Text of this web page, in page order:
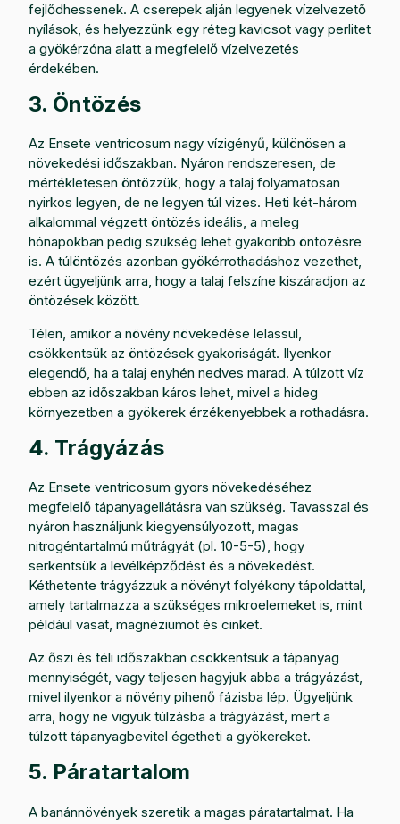
fejlődhessenek. A cserepek alján legyenek vízelvezető
nyílások, és helyezzünk egy réteg kavicsot vagy perlitet
a gyökérzóna alatt a megfelelő vízelvezetés
érdekében.
3. Öntözés
Az Ensete ventricosum nagy vízigényű, különösen a
növekedési időszakban. Nyáron rendszeresen, de
mértékletesen öntözzük, hogy a talaj folyamatosan
nyirkos legyen, de ne legyen túl vizes. Heti két-három
alkalommal végzett öntözés ideális, a meleg
hónapokban pedig szükség lehet gyakoribb öntözésre
is. A túlöntözés azonban gyökérrothadáshoz vezethet,
ezért ügyeljünk arra, hogy a talaj felszíne kiszáradjon az
öntözések között.
Télen, amikor a növény növekedése lelassul,
csökkentsük az öntözések gyakoriságát. Ilyenkor
elegendő, ha a talaj enyhén nedves marad. A túlzott víz
ebben az időszakban káros lehet, mivel a hideg
környezetben a gyökerek érzékenyebbek a rothadásra.
4. Trágyázás
Az Ensete ventricosum gyors növekedéséhez
megfelelő tápanyagellátásra van szükség. Tavasszal és
nyáron használjunk kiegyensúlyozott, magas
nitrogéntartalmú műtrágyát (pl. 10-5-5), hogy
serkentsük a levélképződést és a növekedést.
Kéthetente trágyázzuk a növényt folyékony tápoldattal,
amely tartalmazza a szükséges mikroelemeket is, mint
például vasat, magnéziumot és cinket.
Az őszi és téli időszakban csökkentsük a tápanyag
mennyiségét, vagy teljesen hagyjuk abba a trágyázást,
mivel ilyenkor a növény pihenő fázisba lép. Ügyeljünk
arra, hogy ne vigyük túlzásba a trágyázást, mert a
túlzott tápanyagbevitel égetheti a gyökereket.
5. Páratartalom
A banánnövények szeretik a magas páratartalmat. Ha